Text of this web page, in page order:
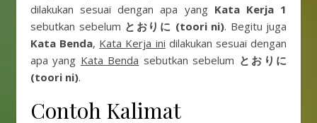
dilakukan sesuai dengan apa yang Kata Kerja 1
sebutkan sebelum とおりに (toori ni). Begitu juga
Kata Benda, Kata Kerja ini dilakukan sesuai dengan
apa yang Kata Benda sebutkan sebelum とおりに
(toori ni).
Contoh Kalimat